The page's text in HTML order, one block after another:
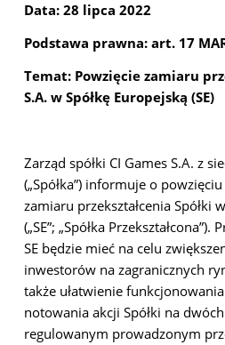
Data: 28 lipca 2022
Podstawa prawna: art. 17
Temat: Powzięcie zamiaru
S.A. w Spółkę Europejską (SE)
Zarząd spółki CI Games S.A. z
(„Spółka”) informuje o
zamiaru przekształcenia Spółki
(„SE”; „Spółka Przekształcona”).
SE będzie mieć na celu
inwestorów na zagranicznych
także ułatwienie
notowania akcji Spółki na
regulowanym prowadzonym